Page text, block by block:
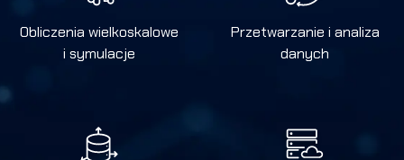
Obliczenia wielkoskalowe
i symulacje
Przetwarzanie i analiza
danych